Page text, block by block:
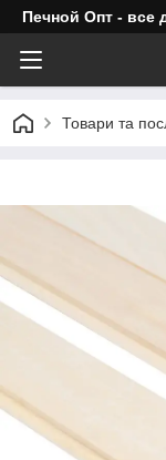
Печной Опт - все
Товари та